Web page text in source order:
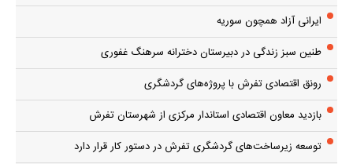
ایرانی آزاد همچون سوریه
طنین سبز زندگی در دبیرستان دخترانه سرهنگ غفوری
رونق اقتصادی تفرش با پروژه‌های گردشگری
بازدید معاون اقتصادی استاندار مرکزی از شهرستان تفرش
توسعه زیرساخت‌های گردشگری تفرش در دستور کار قرار دارد